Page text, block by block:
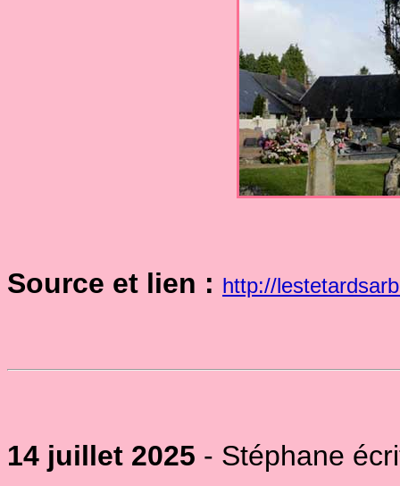
Source et lien : http://
14 juillet 2025 - Stéphane